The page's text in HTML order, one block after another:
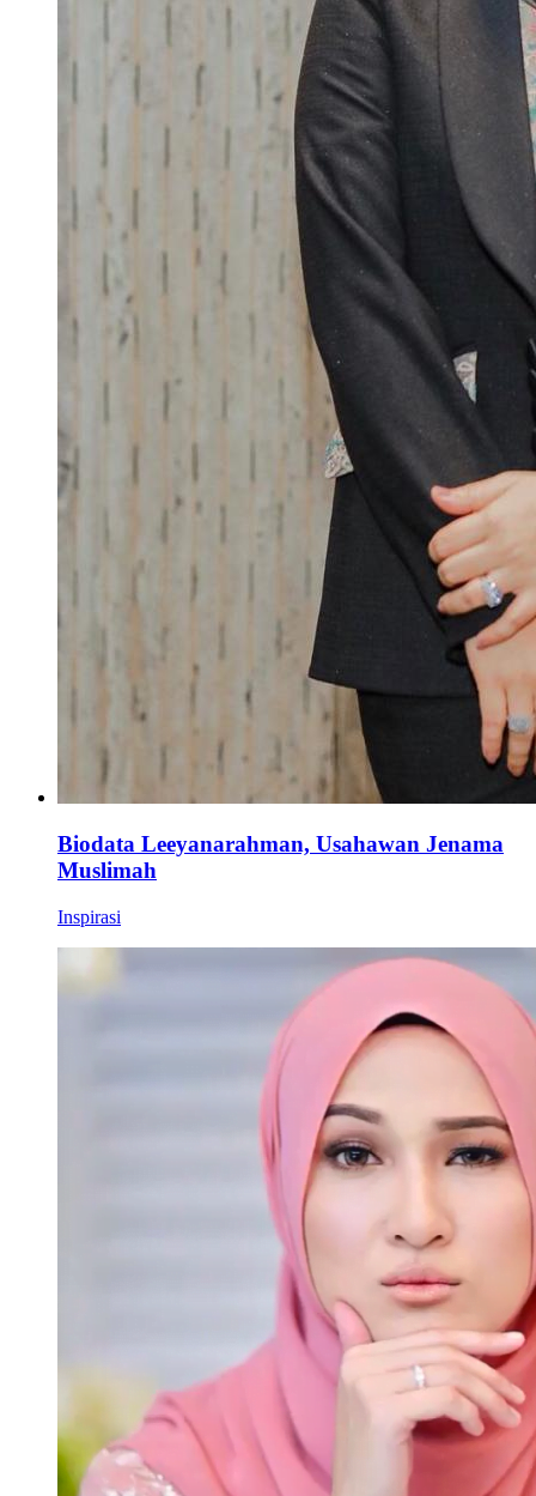
Biodata Leeyanarahman, Usahawan Jenama
Muslimah
Inspirasi